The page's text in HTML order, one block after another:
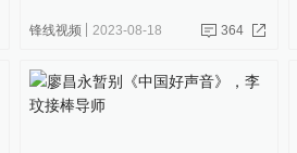
锋线视频 2023-08-18 364